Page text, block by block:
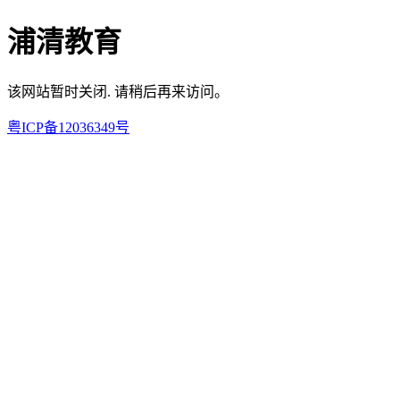
浦清教育
该网站暂时关闭. 请稍后再来访问。
粤ICP备12036349号